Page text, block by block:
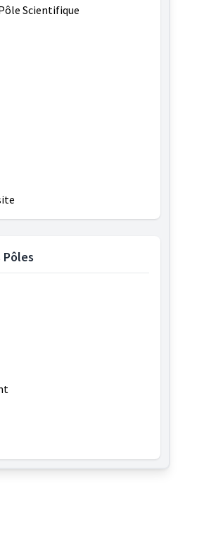
Scientifique
Pôles